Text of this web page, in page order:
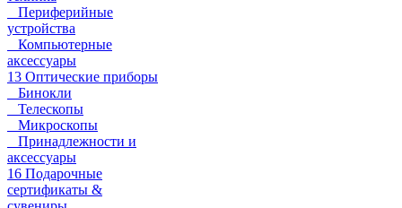
Периферийные
устройства
Компьютерные
аксессуары
13 Оптические приборы
Бинокли
Телескопы
Микроскопы
Принадлежности и
аксессуары
16 Подарочные
сертификаты &